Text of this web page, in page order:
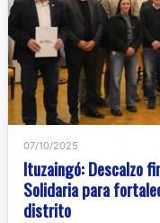
07/10/2025
Ituzaingó: Descalzo
Solidaria para
distrito